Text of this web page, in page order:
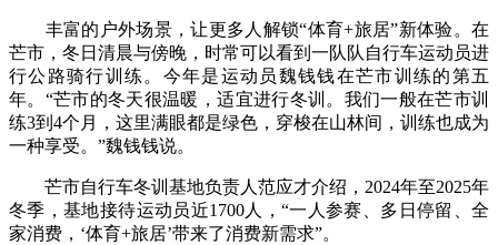
丰富的户外场景，让更多人解锁“体育+旅居”新体验。在
芒市，冬日清晨与傍晚，时常可以看到一队队自行车运动员进
行公路骑行训练。今年是运动员魏钱钱在芒市训练的第五
年。“芒市的冬天很温暖，适宜进行冬训。我们一般在芒市训
练3到4个月，这里满眼都是绿色，穿梭在山林间，训练也成为
一种享受。”魏钱钱说。
芒市自行车冬训基地负责人范应才介绍，2024年至2025年
冬季，基地接待运动员近1700人，“一人参赛、多日停留、全
家消费，‘体育+旅居’带来了消费新需求”。